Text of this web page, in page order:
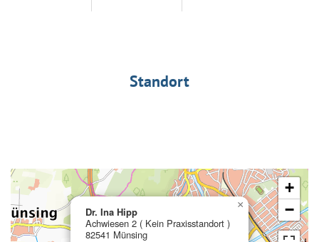
Standort
Dr. Ina Hipp
Achwiesen 2 ( Kein Praxisstandort )
82541 Münsing
×
+
−